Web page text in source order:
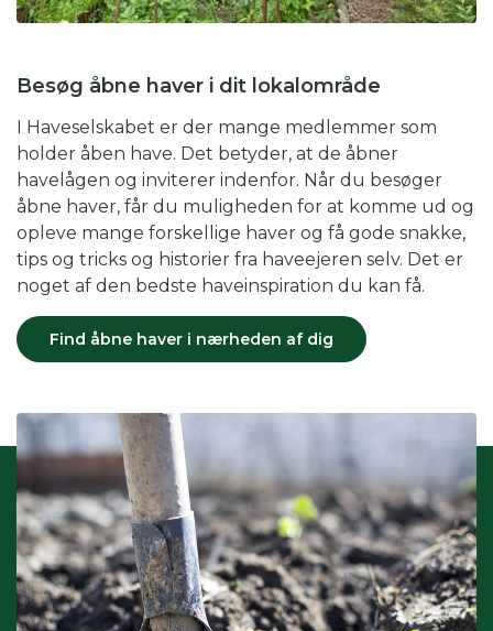
Besøg åbne haver i dit lokalområde
I Haveselskabet er der mange medlemmer som
holder åben have. Det betyder, at de åbner
havelågen og inviterer indenfor. Når du besøger
åbne haver, får du muligheden for at komme ud og
opleve mange forskellige haver og få gode snakke,
tips og tricks og historier fra haveejeren selv. Det er
noget af den bedste haveinspiration du kan få.
Find åbne haver i nærheden af dig